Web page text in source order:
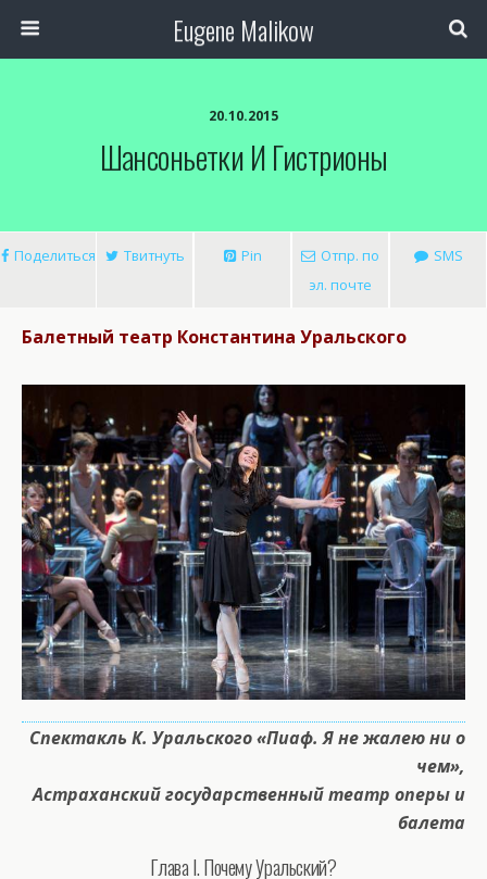
Eugene Malikow
20.10.2015
Шансоньетки И Гистрионы
Поделиться Твитнуть Pin
Отпр. по
эл. почте
SMS
Балетный театр Константина Уральского
Спектакль К. Уральского «Пиаф. Я не жалею ни о
чем»,
Астраханский государственный театр оперы и
балета
Глава I. Почему Уральский?